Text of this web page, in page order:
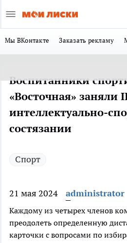
Мы ВКонтакте Заказать рекламу
Воспитанники
«Восточная» заняли
интеллектуально-
состязании
Спорт
21 мая 2024 administrator
Каждому из четырех членов
преодолеть определенную
карточки с вопросами по